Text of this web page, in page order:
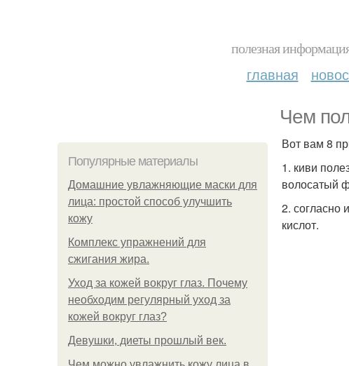
полезная
главная
Чем
Популярные материалы
Домашние увлажняющие маски для
лица: простой способ улучшить
кожу
Комплекс упражнений для
сжигания жира.
Уход за кожей вокруг глаз. Почему
необходим регулярный уход за
кожей вокруг глаз?
Девушки, диеты прошлый век.
Вот вам 8
1. киви
волосатый
2. согласно
кислот.